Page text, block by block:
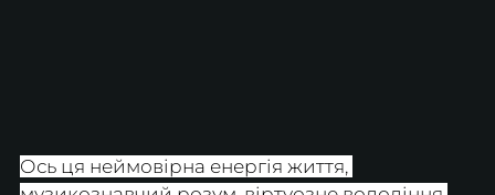
Ось ця неймовірна енергія життя,